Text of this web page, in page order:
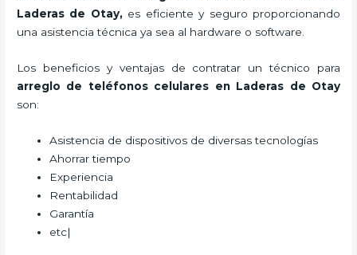
Laderas de Otay,es eficiente y seguro proporcionando
una asistencia técnica ya sea al hardware o software.
Los beneficios y ventajas de contratar un técnico para
arreglo de teléfonos celulares en Laderas de Otay
son:
Asistencia de dispositivos de diversas tecnologías
Ahorrar tiempo
Experiencia
Rentabilidad
Garantía
etc|